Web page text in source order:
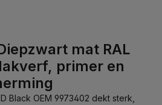
mat RAL
primer en
Black OEM 9973402 dekt sterk,